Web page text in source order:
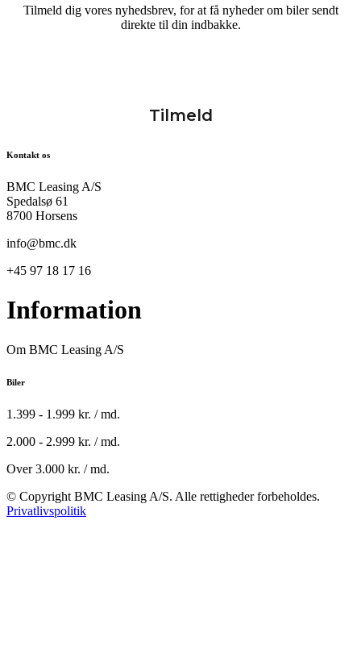
Tilmeld dig vores nyhedsbrev, for at få nyheder om biler sendt
direkte til din indbakke.
Kontakt os
BMC Leasing A/S
Spedalsø 61
8700 Horsens
info@bmc.dk
+45 97 18 17 16
Information
Om BMC Leasing A/S
Biler
1.399 - 1.999 kr. / md.
2.000 - 2.999 kr. / md.
Over 3.000 kr. / md.
© Copyright BMC Leasing A/S. Alle rettigheder forbeholdes.
Privatlivspolitik